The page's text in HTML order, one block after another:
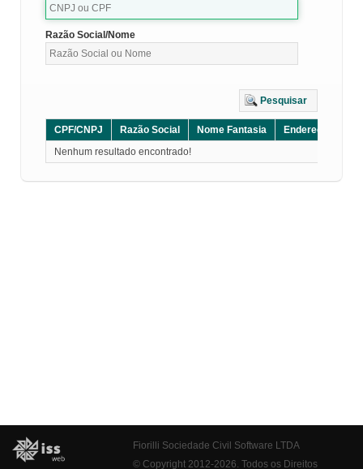
Razão Social/Nome
Pesquisar
CPF/CNPJ Razão Social Nome Fantasia Endereço
Nenhum resultado encontrado!
Fiorilli Sociedade Civil Software LTDA
© Copyright 2012-2026. Todos os Direitos